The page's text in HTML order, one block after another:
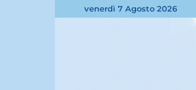
venerdì 7 Agosto 2026